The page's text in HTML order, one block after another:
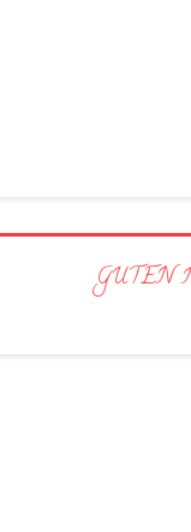
GUTEN